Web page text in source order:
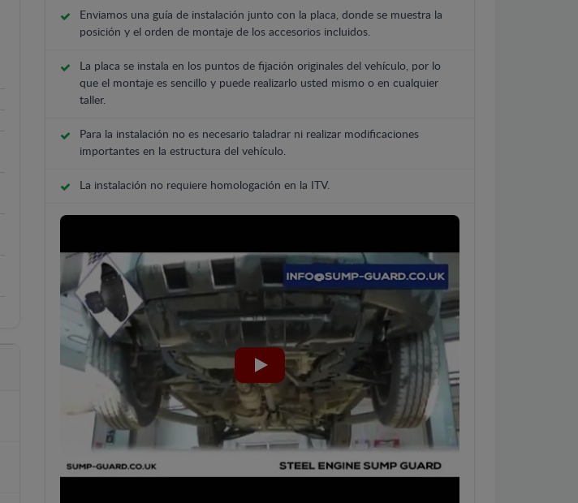
Enviamos una guía de instalación junto con la placa, donde se muestra la
posición y el orden de montaje de los accesorios incluidos.
La placa se instala en los puntos de fijación originales del vehículo, por lo
que el montaje es sencillo y puede realizarlo usted mismo o en cualquier
taller.
Para la instalación no es necesario taladrar ni realizar modificaciones
importantes en la estructura del vehículo.
La instalación no requiere homologación en la ITV.